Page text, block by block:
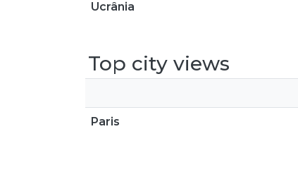
Ucrânia
Top city views
Paris